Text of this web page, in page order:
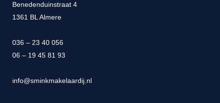
Benedenduinstraat 4
1361 BL Almere
036 – 23 40 056
06 – 19 45 81 93
info@sminkmakelaardij.nl